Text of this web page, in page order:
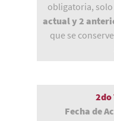
obligatoria,
actual y 2
que se
2do
Fecha de